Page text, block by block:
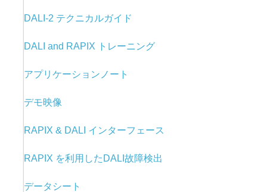
DALI-2 テクニカルガイド
DALI and RAPIX トレーニング
アプリケーションノート
デモ映像
RAPIX & DALI インターフェース
RAPIX を利用した DALI故障検出
データシート